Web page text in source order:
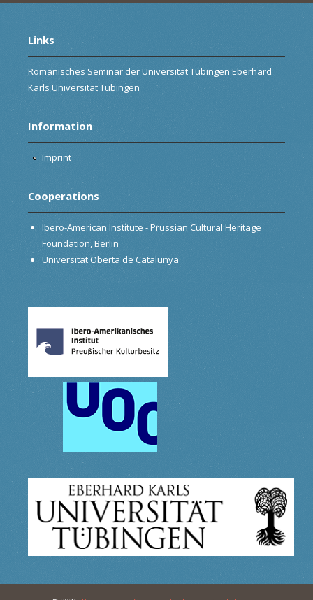
Links
Romanisches Seminar der Universität Tübingen Eberhard
Karls Universität Tübingen
Information
Imprint
Cooperations
Ibero-American Institute - Prussian Cultural Heritage
Foundation, Berlin
Universitat Oberta de Catalunya